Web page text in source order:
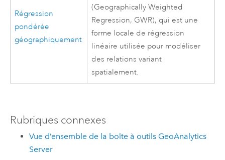
Régression
pondérée
géographiquement
(Geographically Weighted
Regression, GWR), qui est une
forme locale de régression
linéaire utilisée pour modéliser
des relations variant
spatialement.
Rubriques connexes
Vue d’ensemble de la boîte à outils GeoAnalytics
Server